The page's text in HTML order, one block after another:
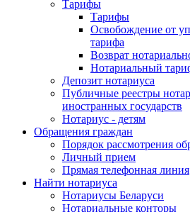
Тарифы
Тарифы
Освобождение от
тарифа
Возврат
Нотариальный
Депозит нотариуса
Публичные реестры
иностранных государств
Нотариус - детям
Обращения граждан
Порядок рассмотрения
Личный прием
Прямая телефонная линия
Найти нотариуса
Нотариусы Беларуси
Нотариальные конторы